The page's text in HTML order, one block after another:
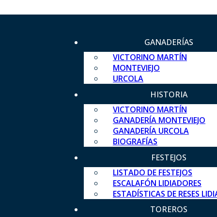
GANADERÍAS
VICTORINO MARTÍN
MONTEVIEJO
URCOLA
HISTORIA
VICTORINO MARTÍN
GANADERÍA MONTEVIEJO
GANADERÍA URCOLA
BIOGRAFÍAS
FESTEJOS
LISTADO DE FESTEJOS
ESCALAFÓN LIDIADORES
ESTADÍSTICAS DE RESES
TOREROS